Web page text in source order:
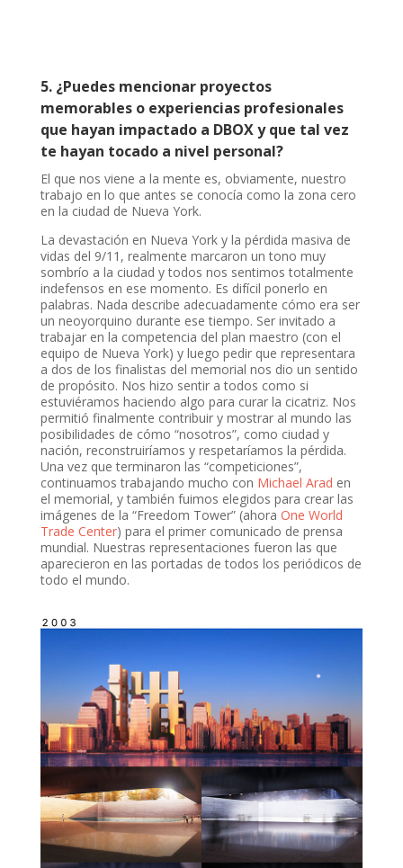
5. ¿Puedes mencionar proyectos
memorables o experiencias profesionales
que hayan impactado a DBOX y que tal vez
te hayan tocado a nivel personal?
El que nos viene a la mente es, obviamente, nuestro
trabajo en lo que antes se conocía como la zona cero
en la ciudad de Nueva York.
La devastación en Nueva York y la pérdida masiva de
vidas del 9/11, realmente marcaron un tono muy
sombrío a la ciudad y todos nos sentimos totalmente
indefensos en ese momento. Es difícil ponerlo en
palabras. Nada describe adecuadamente cómo era ser
un neoyorquino durante ese tiempo. Ser invitado a
trabajar en la competencia del plan maestro (con el
equipo de Nueva York) y luego pedir que representara
a dos de los finalistas del memorial nos dio un sentido
de propósito. Nos hizo sentir a todos como si
estuviéramos haciendo algo para curar la cicatriz. Nos
permitió finalmente contribuir y mostrar al mundo las
posibilidades de cómo “nosotros”, como ciudad y
nación, reconstruiríamos y respetaríamos la pérdida.
Una vez que terminaron las “competiciones”,
continuamos trabajando mucho con Michael Arad en
el memorial, y también fuimos elegidos para crear las
imágenes de la “Freedom Tower” (ahora One World
Trade Center) para el primer comunicado de prensa
mundial. Nuestras representaciones fueron las que
aparecieron en las portadas de todos los periódicos de
todo el mundo.